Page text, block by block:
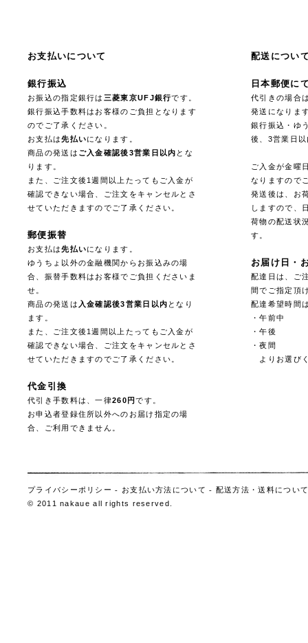
お支払いについて
銀行振込
お振込の指定銀行は 三菱東京UFJ銀行です。
銀行振込手数料はお客様のご負担となります
のでご了承ください。
お支払は先払いになります。
商品の発送は ご入金確認後3営業日以内 とな
ります。
また、ご注文後1週間以上たってもご入金が
確認できない場合、ご注文をキャンセルとさ
せていただきますのでご了承ください。
郵便振替
お支払は先払いになります。
ゆうちょ以外の金融機関からお振込みの場
合、振替手数料はお客様でご負担くださいま
せ。
商品の発送は 入金確認後3営業日以内 となり
ます。
また、ご注文後1週間以上たってもご入金が
確認できない場合、ご注文をキャンセルとさ
せていただきますのでご了承ください。
代金引換
代引き手数料は、一律260円です。
お申込者登録住所以外へのお届け指定の場
合、ご利用できません。
配送につい
日本郵便に
代引きの場合
発送になりま
銀行振込・ゆ
後、3営業日
ご入金が金曜
なりますので
発送後は、お
しますので、
荷物の配送状
す。
お届け日・
配達日は、ご
間でご指定頂
配達希望時間
・午前中
・午後
・夜間
よりお選び
プライバシーポリシー - お支払い方法について - 配送方法・送料につい
© 2011 nakaue all rights reserved.